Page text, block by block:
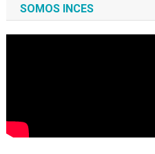
SOMOS INCES